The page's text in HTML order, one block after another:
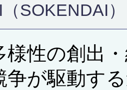
SOKENDAI）
様性の創出
争が駆動す